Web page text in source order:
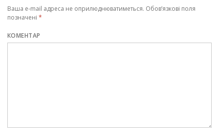
Ваша e-mail адреса не оприлюднюватиметься. Обов’язкові поля
позначені *
КОМЕНТАР